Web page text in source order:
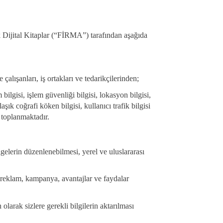
Kitaplar (“FİRMA”) tarafından aşağıda
iş ortakları ve tedarikçilerinden;
bilgisi, işlem güvenliği bilgisi, lokasyon bilgisi,
coğrafi köken bilgisi, kullanıcı trafik bilgisi
düzenlenebilmesi, yerel ve uluslararası
kampanya, avantajlar ve faydalar
sizlere gerekli bilgilerin aktarılması